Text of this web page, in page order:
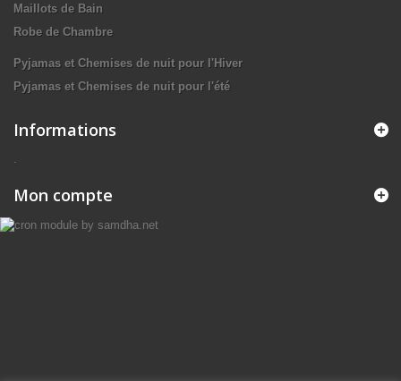
Maillots de Bain
Robe de Chambre
Pyjamas et Chemises de nuit pour l'Hiver
Pyjamas et Chemises de nuit pour l'été
Informations
.
Mon compte